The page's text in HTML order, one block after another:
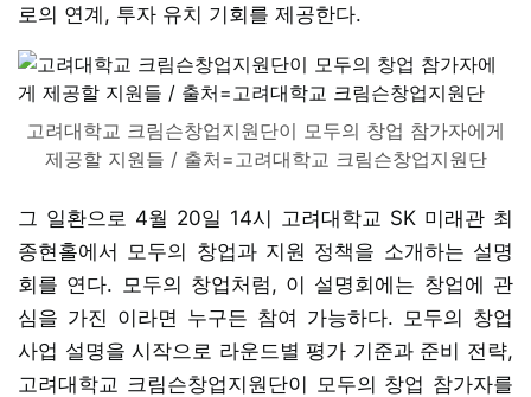
로의 연계, 투자 유치 기회를 제공한다.
고려대학교 크림슨창업지원단이 모두의 창업 참가자에게
제공할 지원들 / 출처=고려대학교 크림슨창업지원단
그 일환으로 4월 20일 14시 고려대학교 SK 미래관 최
종현홀에서 모두의 창업과 지원 정책을 소개하는 설명
회를 연다. 모두의 창업처럼, 이 설명회에는 창업에 관
심을 가진 이라면 누구든 참여 가능하다. 모두의 창업
사업 설명을 시작으로 라운드별 평가 기준과 준비 전략,
고려대학교 크림슨창업지원단이 모두의 창업 참가자를